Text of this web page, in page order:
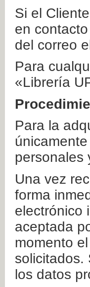
Si el
en
del correo
Para
«Librería
Para la
personales
Una vez
forma
electrónico
aceptada
momento
solicitados.
los datos